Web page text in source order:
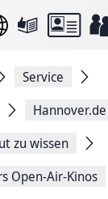
Service
Hannover.de
zu wissen
Open-Air-Kinos